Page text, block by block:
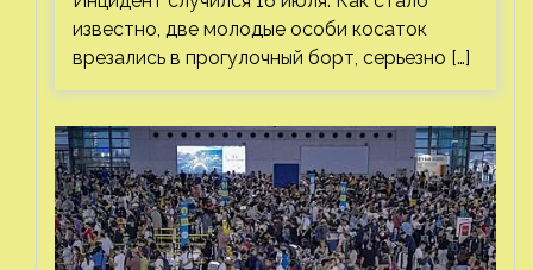
известно, две молодые особи косаток
врезались в прогулочный борт, серьезно […]